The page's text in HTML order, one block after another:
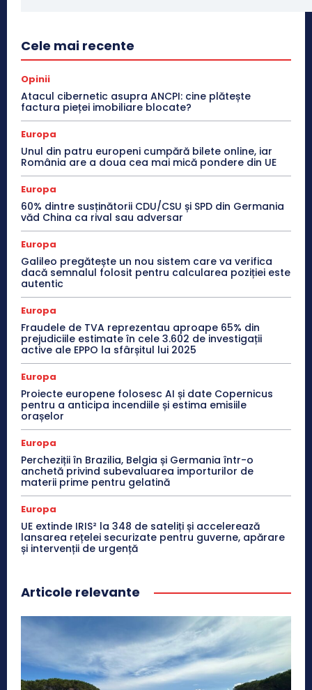
Cele mai recente
Opinii
Atacul cibernetic asupra ANCPI: cine plătește
factura pieței imobiliare blocate?
Europa
Unul din patru europeni cumpără bilete online, iar
România are a doua cea mai mică pondere din UE
Europa
60% dintre susținătorii CDU/CSU și SPD din Germania
văd China ca rival sau adversar
Europa
Galileo pregătește un nou sistem care va verifica
dacă semnalul folosit pentru calcularea poziției este
autentic
Europa
Fraudele de TVA reprezentau aproape 65% din
prejudiciile estimate în cele 3.602 de investigații
active ale EPPO la sfârșitul lui 2025
Europa
Proiecte europene folosesc AI și date Copernicus
pentru a anticipa incendiile și estima emisiile
orașelor
Europa
Percheziții în Brazilia, Belgia și Germania într-o
anchetă privind subevaluarea importurilor de
materii prime pentru gelatină
Europa
UE extinde IRIS² la 348 de sateliți și accelerează
lansarea rețelei securizate pentru guverne, apărare
și intervenții de urgență
Articole relevante